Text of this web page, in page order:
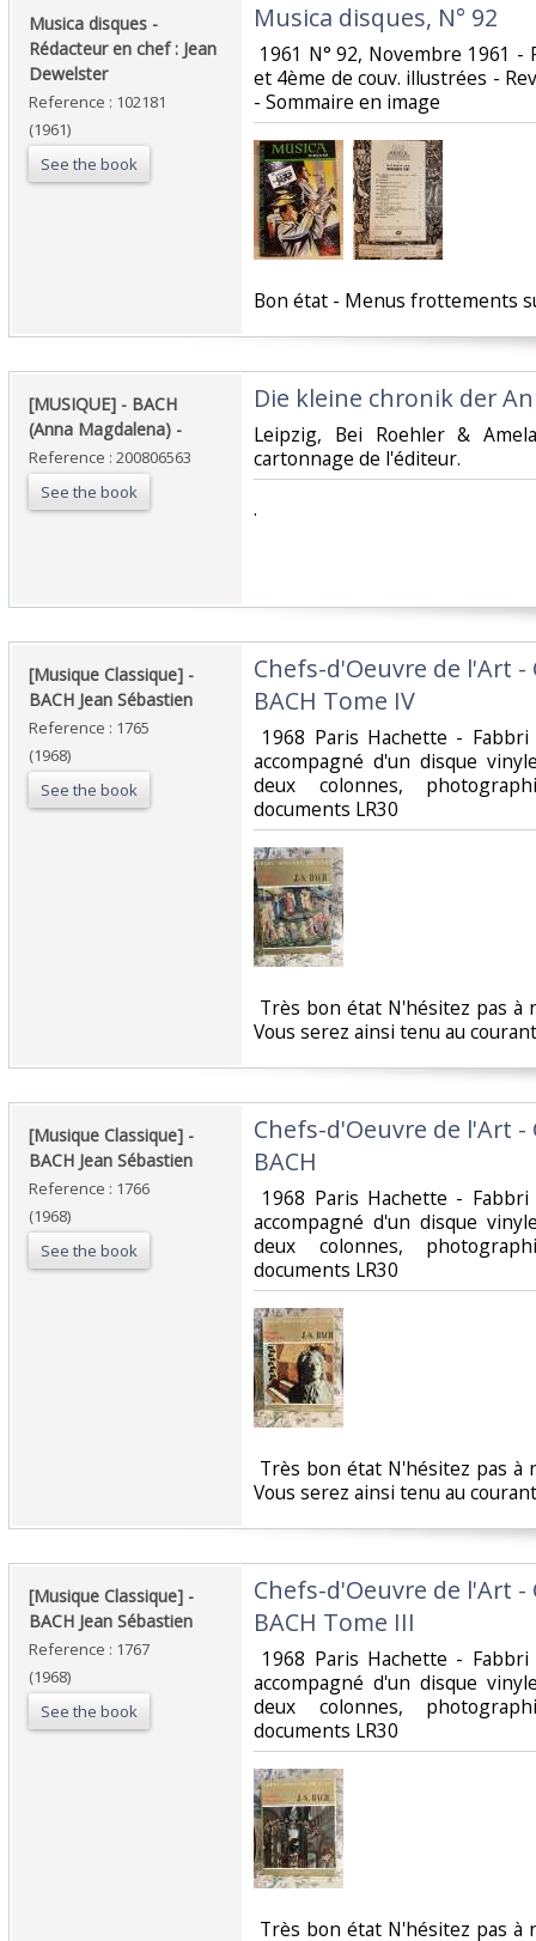
‎Musica disques -
Rédacteur en chef : Jean
Dewelster‎
Reference : 102181
(1961)
See the book
‎Musica disques, N° 92‎
1961 N° 92, Novembre 1961
et 4ème de couv. illustrées -
- Sommaire en image‎
‎Bon état - Menus frottements
‎[MUSIQUE] - BACH
(Anna Magdalena) - ‎
Reference : 200806563
See the book
‎Die kleine chronik der
‎Leipzig, Bei Roehler &
cartonnage de l'éditeur.‎
‎.‎
‎[Musique Classique] -
BACH Jean Sébastien‎
Reference : 1765
(1968)
See the book
‎Chefs-d'Oeuvre de l'Art
BACH Tome IV‎
1968 Paris Hachette -
accompagné d'un disque
deux colonnes,
documents LR30‎
Très bon état N'hésitez pas
Vous serez ainsi tenu au
‎[Musique Classique] -
BACH Jean Sébastien‎
Reference : 1766
(1968)
See the book
‎Chefs-d'Oeuvre de l'Art
BACH ‎
1968 Paris Hachette -
accompagné d'un disque
deux colonnes,
documents LR30‎
Très bon état N'hésitez pas
Vous serez ainsi tenu au
‎[Musique Classique] -
BACH Jean Sébastien‎
Reference : 1767
(1968)
See the book
‎Chefs-d'Oeuvre de l'Art
BACH Tome III‎
1968 Paris Hachette -
accompagné d'un disque
deux colonnes,
documents LR30‎
Très bon état N'hésitez pas